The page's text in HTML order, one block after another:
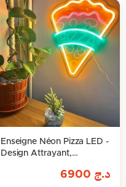
Enseigne Néon Pizza LED -
Design Attrayant,
د.ج